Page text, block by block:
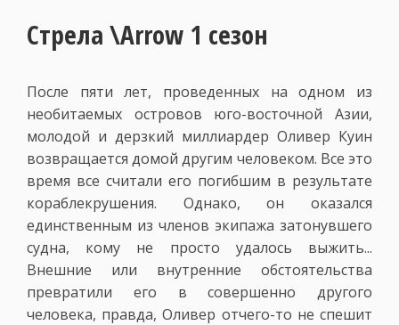
Стрела \Arrow 1 сезон
После пяти лет, проведенных на одном из
необитаемых островов юго-восточной Азии,
молодой и дерзкий миллиардер Оливер Куин
возвращается домой другим человеком. Все это
время все считали его погибшим в результате
кораблекрушения. Однако, он оказался
единственным из членов экипажа затонувшего
судна, кому не просто удалось выжить...
Внешние или внутренние обстоятельства
превратили его в совершенно другого
человека, правда, Оливер отчего-то не спешит